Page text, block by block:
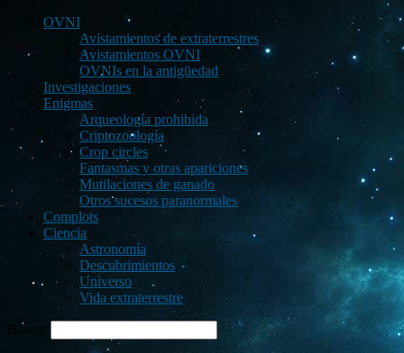
OVNI
Avistamientos de extraterrestres
Avistamientos OVNI
OVNIs en la antigüedad
Investigaciones
Enigmas
Arqueología prohibida
Criptozoología
Crop circles
Fantasmas y otras apariciones
Mutilaciones de ganado
Otros sucesos paranormales
Complots
Ciencia
Astronomía
Descubrimientos
Universo
Vida extraterrestre
Buscar